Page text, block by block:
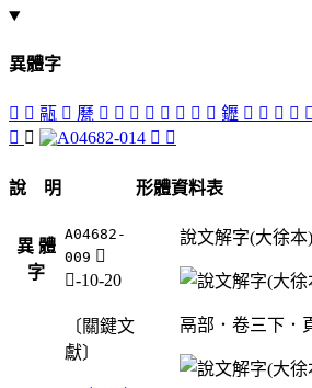
異體字
󶵍 󶵎 䰛 󶵂 㽁 󶵏 󶵁 󶴿 𨬑 󶵋 󶵑 󶵊 󶵀 䥶 󶵅 󶴽 󶴼 󶵇 󶴻
󶍣 𩱉 𩱔 󶵈
說 明
異 體
字
A04682-
009 𩱉
鬲-10-20
〔關鍵文
獻〕
形體資料表
說文解字(大徐本)
鬲部．卷三下．